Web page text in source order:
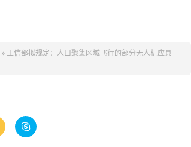
» 工信部拟规定：人口聚集区域飞行的部分无人机应具
